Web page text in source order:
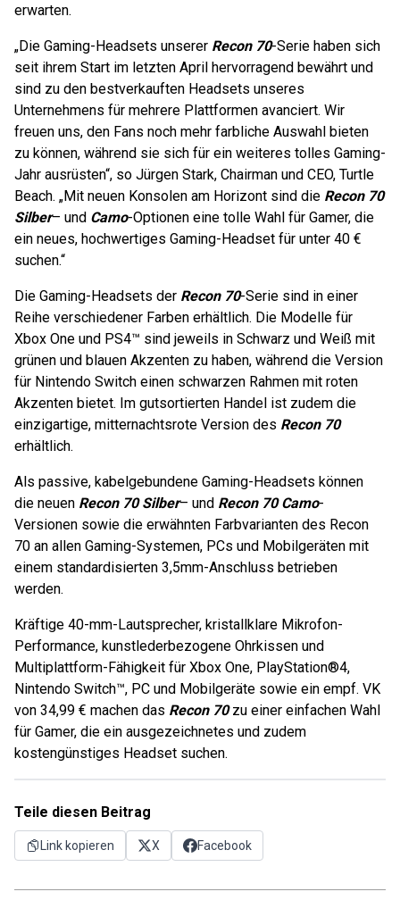
erwarten.
„Die Gaming-Headsets unserer Recon 70-Serie haben sich
seit ihrem Start im letzten April hervorragend bewährt und
sind zu den bestverkauften Headsets unseres
Unternehmens für mehrere Plattformen avanciert. Wir
freuen uns, den Fans noch mehr farbliche Auswahl bieten
zu können, während sie sich für ein weiteres tolles Gaming-
Jahr ausrüsten“, so Jürgen Stark, Chairman und CEO, Turtle
Beach. „Mit neuen Konsolen am Horizont sind die Recon 70
Silber– und Camo-Optionen eine tolle Wahl für Gamer, die
ein neues, hochwertiges Gaming-Headset für unter 40 €
suchen.“
Die Gaming-Headsets der Recon 70-Serie sind in einer
Reihe verschiedener Farben erhältlich. Die Modelle für
Xbox One und PS4™ sind jeweils in Schwarz und Weiß mit
grünen und blauen Akzenten zu haben, während die Version
für Nintendo Switch einen schwarzen Rahmen mit roten
Akzenten bietet. Im gutsortierten Handel ist zudem die
einzigartige, mitternachtsrote Version des Recon 70
erhältlich.
Als passive, kabelgebundene Gaming-Headsets können
die neuen Recon 70 Silber– und Recon 70 Camo-
Versionen sowie die erwähnten Farbvarianten des Recon
70 an allen Gaming-Systemen, PCs und Mobilgeräten mit
einem standardisierten 3,5mm-Anschluss betrieben
werden.
Kräftige 40-mm-Lautsprecher, kristallklare Mikrofon-
Performance, kunstlederbezogene Ohrkissen und
Multiplattform-Fähigkeit für Xbox One, PlayStation®4,
Nintendo Switch™, PC und Mobilgeräte sowie ein empf. VK
von 34,99 € machen das Recon 70zu einer einfachen Wahl
für Gamer, die ein ausgezeichnetes und zudem
kostengünstiges Headset suchen.
Teile diesen Beitrag
Link kopieren X Facebook